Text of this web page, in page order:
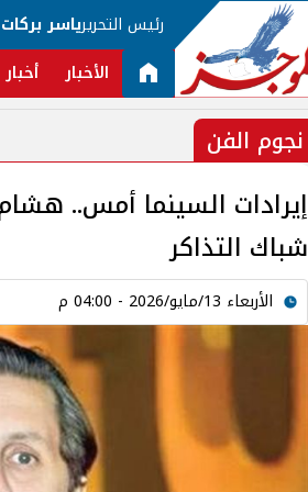
رئيس التحريرياسر بركات
الأخبار
نجوم الفن
إيرادات السينما أمس..
شباك التذاكر
الأربعاء 13/مايو/2026 - 04:00 م